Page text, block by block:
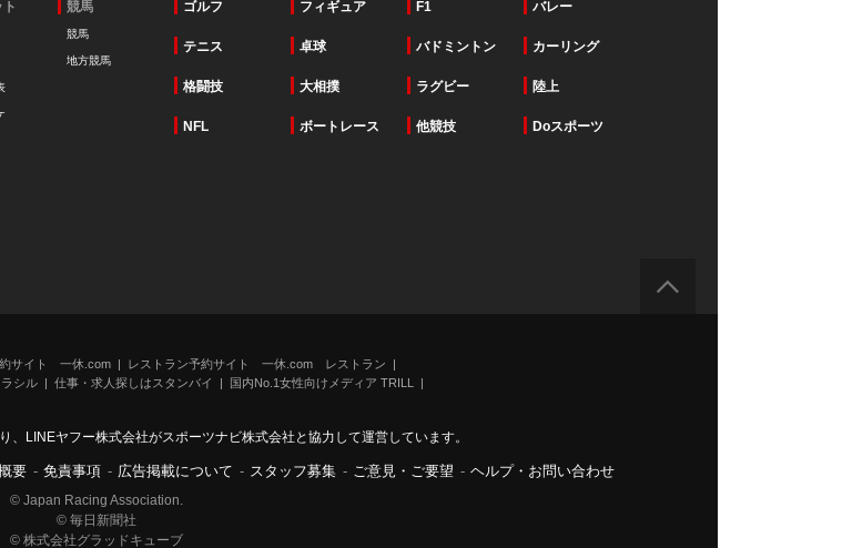
競馬
競馬
地方競馬
ゴルフ フィギュア F1 バレー
テニス 卓球 バドミントン カーリング
格闘技 大相撲 ラグビー 陸上
NFL ボートレース 他競技 Doスポーツ
サイト 一休.com
レストラン予約サイト 一休.com レストラン
シル 仕事・求人探しはスタンバイ
国内No.1女性向けメディア TRILL
、LINEヤフー株式会社がスポーツナビ株式会社と協力して運営しています。
要 - 免責事項 - 広告掲載について - スタッフ募集 - ご意見・ご要望 - ヘルプ・お問い合わせ
© Japan Racing Association.
© 毎日新聞社
© 株式会社グラッドキューブ